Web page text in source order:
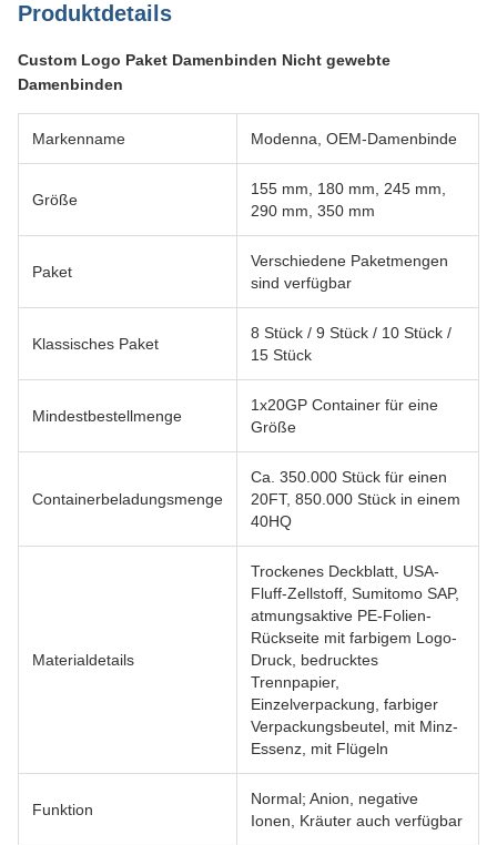
Produktdetails
Custom Logo Paket Damenbinden Nicht gewebte
Damenbinden
Markenname Modenna, OEM-Damenbinde
Größe
155 mm, 180 mm, 245 mm,
290 mm, 350 mm
Paket
Verschiedene Paketmengen
sind verfügbar
Klassisches Paket
8 Stück / 9 Stück / 10 Stück /
15 Stück
Mindestbestellmenge
1x20GP Container für eine
Größe
Containerbeladungsmenge
Ca. 350.000 Stück für einen
20FT, 850.000 Stück in einem
40HQ
Materialdetails
Trockenes Deckblatt, USA-
Fluff-Zellstoff, Sumitomo SAP,
atmungsaktive PE-Folien-
Rückseite mit farbigem Logo-
Druck, bedrucktes
Trennpapier,
Einzelverpackung, farbiger
Verpackungsbeutel, mit Minz-
Essenz, mit Flügeln
Funktion
Normal; Anion, negative
Ionen, Kräuter auch verfügbar